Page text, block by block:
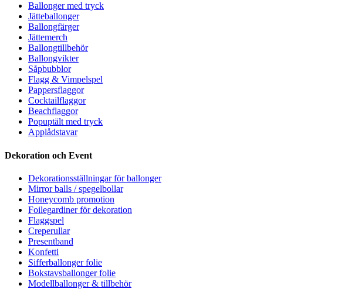
Ballonger med tryck
Jätteballonger
Ballongfärger
Jättemerch
Ballongtillbehör
Ballongvikter
Såpbubblor
Flagg & Vimpelspel
Pappersflaggor
Cocktailflaggor
Beachflaggor
Popuptält med tryck
Applådstavar
Dekoration och Event
Dekorationsställningar för ballonger
Mirror balls / spegelbollar
Honeycomb promotion
Foilegardiner för dekoration
Flaggspel
Creperullar
Presentband
Konfetti
Sifferballonger folie
Bokstavsballonger folie
Modellballonger & tillbehör